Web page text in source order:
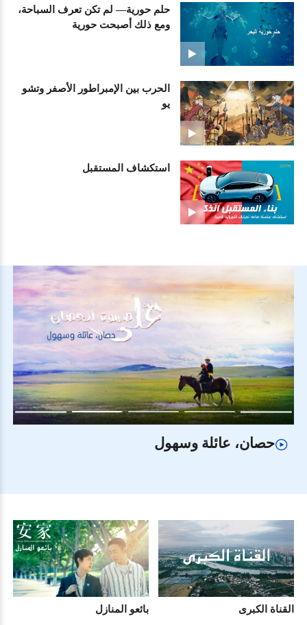
حلم حورية— لم تكن تعرف السباحة،
ومع ذلك أصبحت حورية
الحرب بين الإمبراطور الأصفر وتشو
يو
استكشاف المستقبل
حصان واحد ورحلتان
القناة الكبرى بائعو المنازل